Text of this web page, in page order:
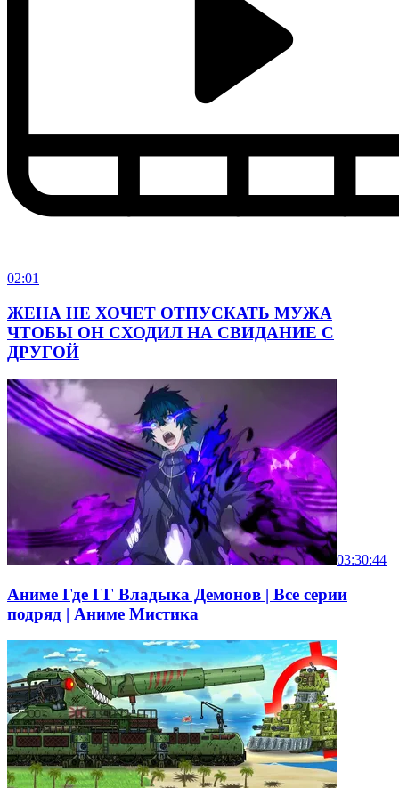
02:01
ЖЕНА НЕ ХОЧЕТ ОТПУСКАТЬ МУЖА
ЧТОБЫ ОН СХОДИЛ НА СВИДАНИЕ С
ДРУГОЙ
03:30:44
Аниме Где ГГ Владыка Демонов | Все серии
подряд | Аниме Мистика